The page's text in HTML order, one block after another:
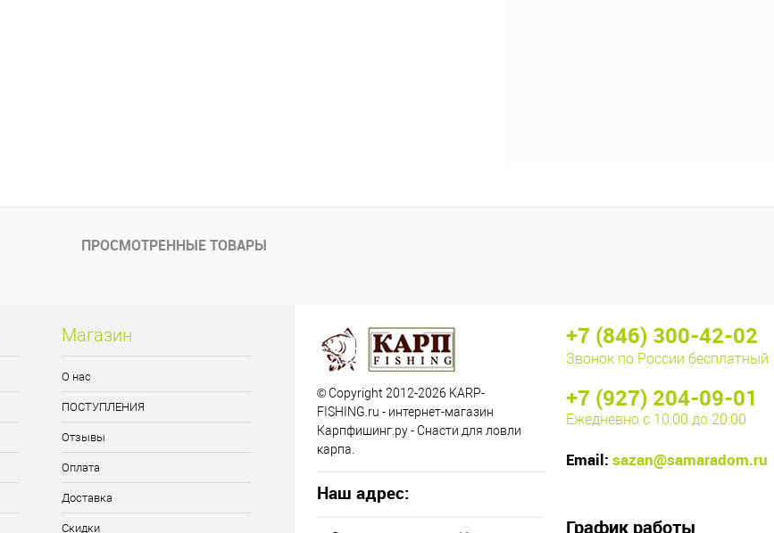
ПРОСМОТРЕННЫЕ ТОВАРЫ
Магазин
О нас
ПОСТУПЛЕНИЯ
Отзывы
Оплата
Доставка
Скидки
© Copyright 2012-2026 KARP-
FISHING.ru - интернет-магазин
Карпфишинг.ру - Снасти для ловли
карпа.
Наш адрес:
+7 (846) 300-42-02
Звонок по России бесплатный
+7 (927) 204-09-01
Ежедневно с 10:00 до 20:00
Email: sazan@samaradom.ru
График работы